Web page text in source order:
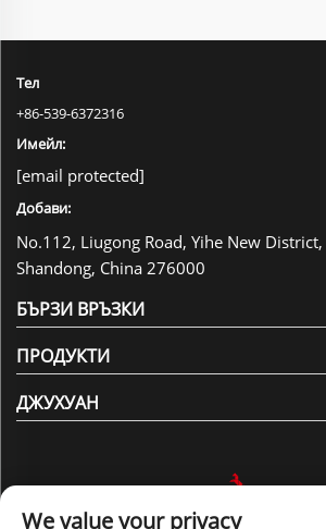
Тел
+86-539-6372316
Имейл:
[email protected]
Добави:
No.112, Liugong Road, Yihe New
Shandong, China 276000
БЪРЗИ ВРЪЗКИ
ПРОДУКТИ
ДЖУХУАН
We value your privacy